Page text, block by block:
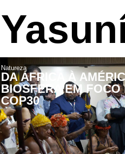
Natureza
DA ÁFRICA À
BIOSFERA EM FOCO
COP30